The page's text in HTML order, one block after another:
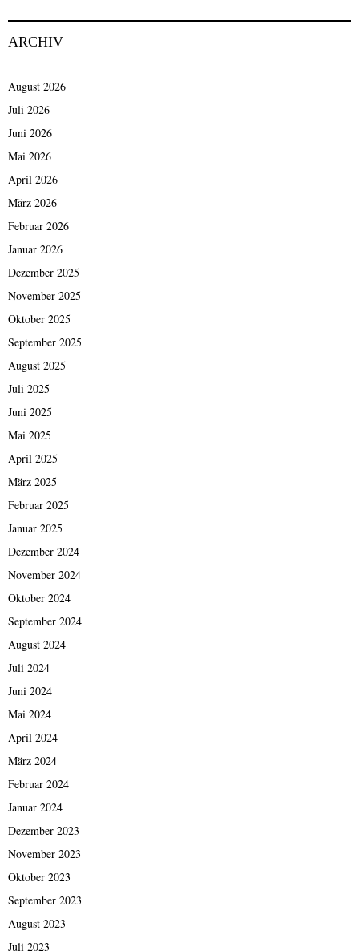
ARCHIV
August 2026
Juli 2026
Juni 2026
Mai 2026
April 2026
März 2026
Februar 2026
Januar 2026
Dezember 2025
November 2025
Oktober 2025
September 2025
August 2025
Juli 2025
Juni 2025
Mai 2025
April 2025
März 2025
Februar 2025
Januar 2025
Dezember 2024
November 2024
Oktober 2024
September 2024
August 2024
Juli 2024
Juni 2024
Mai 2024
April 2024
März 2024
Februar 2024
Januar 2024
Dezember 2023
November 2023
Oktober 2023
September 2023
August 2023
Juli 2023